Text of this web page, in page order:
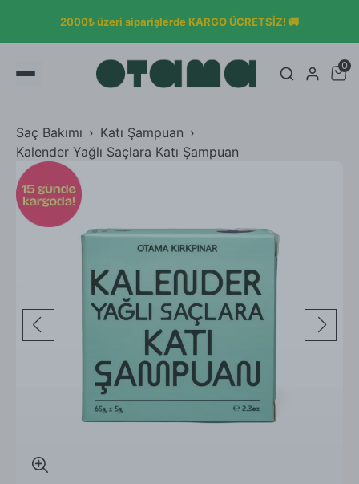
2000₺ üzeri siparişlerde KARGO ÜCRETSİZ! 🚚
0
Saç Bakımı
Katı Şampuan
Kalender Yağlı Saçlara Katı Şampuan